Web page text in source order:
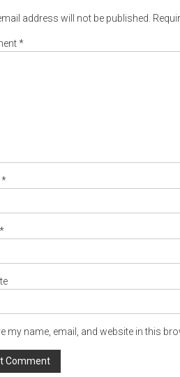
address will not be published.
*
*
*
my name, email, and website in this